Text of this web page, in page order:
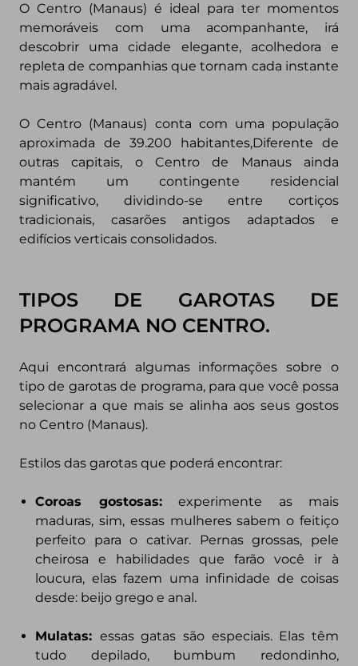
O Centro (Manaus) é ideal para ter momentos
memoráveis com uma acompanhante, irá
descobrir uma cidade elegante, acolhedora e
repleta de companhias que tornam cada instante
mais agradável.
O Centro (Manaus) conta com uma população
aproximada de 39.200 habitantes,Diferente de
outras capitais, o Centro de Manaus ainda
mantém um contingente residencial
significativo, dividindo-se entre cortiços
tradicionais, casarões antigos adaptados e
edifícios verticais consolidados.
TIPOS DE GAROTAS DE
PROGRAMA NO CENTRO.
Aqui encontrará algumas informações sobre o
tipo de garotas de programa, para que você possa
selecionar a que mais se alinha aos seus gostos
no Centro (Manaus).
Estilos das garotas que poderá encontrar:
Coroas gostosas:experimente as mais
maduras, sim, essas mulheres sabem o feitiço
perfeito para o cativar. Pernas grossas, pele
cheirosa e habilidades que farão você ir à
loucura, elas fazem uma infinidade de coisas
desde: beijo grego e anal.
Mulatas: essas gatas são especiais. Elas têm
tudo depilado, bumbum redondinho,